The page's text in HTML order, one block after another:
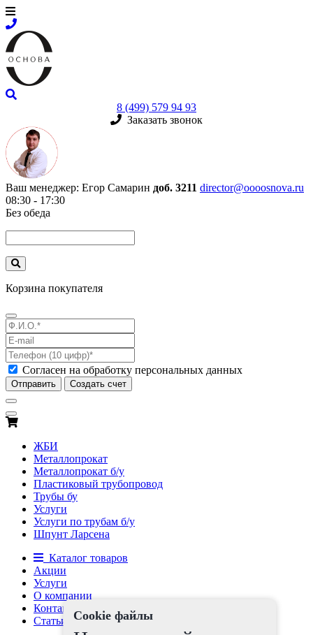
8 (499) 579 94 93
Заказать звонок
Ваш менеджер: Егор Самарин доб. 3211 director@oooosnova.ru
08:30 - 17:30
Без обеда
Корзина покупателя
Согласен на обработку персональных данных
Отправить Создать счет
ЖБИ
Металлопрокат
Металлопрокат б/у
Пластиковый трубопровод
Трубы бу
Услуги
Услуги по трубам б/у
Шпунт Ларсена
Каталог товаров
Акции
Услуги
О компании
Контакты
Статьи
Cookie файлы